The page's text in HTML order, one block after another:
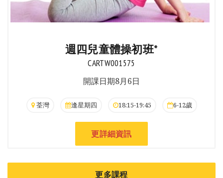
週四兒童體操初班*
CARTW001575
開課日期8月6日
荃灣 逢星期四 18:15-19:45 6-12歲
更詳細資訊
更多課程